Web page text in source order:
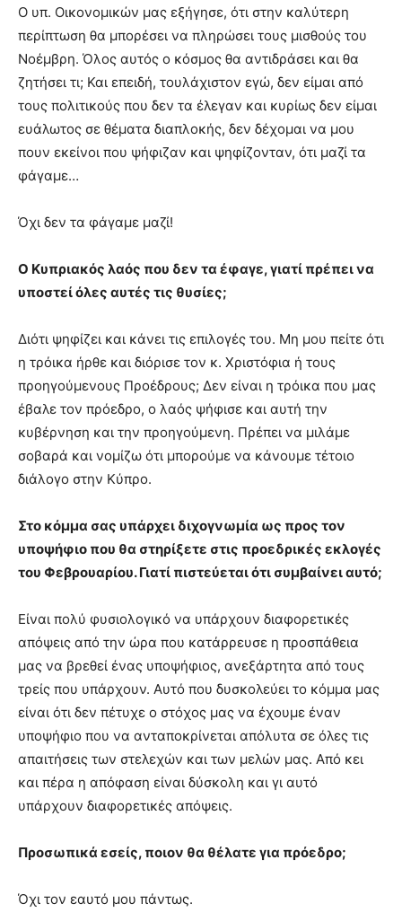
Ο υπ. Οικονομικών μας εξήγησε, ότι στην καλύτερη
περίπτωση θα μπορέσει να πληρώσει τους μισθούς του
Νοέμβρη. Όλος αυτός ο κόσμος θα αντιδράσει και θα
ζητήσει τι; Και επειδή, τουλάχιστον εγώ, δεν είμαι από
τους πολιτικούς που δεν τα έλεγαν και κυρίως δεν είμαι
ευάλωτος σε θέματα διαπλοκής, δεν δέχομαι να μου
πουν εκείνοι που ψήφιζαν και ψηφίζονταν, ότι μαζί τα
φάγαμε…
Όχι δεν τα φάγαμε μαζί!
Ο Κυπριακός λαός που δεν τα έφαγε, γιατί πρέπει να
υποστεί όλες αυτές τις θυσίες;
Διότι ψηφίζει και κάνει τις επιλογές του. Μη μου πείτε ότι
η τρόικα ήρθε και διόρισε τον κ. Χριστόφια ή τους
προηγούμενους Προέδρους; Δεν είναι η τρόικα που μας
έβαλε τον πρόεδρο, ο λαός ψήφισε και αυτή την
κυβέρνηση και την προηγούμενη. Πρέπει να μιλάμε
σοβαρά και νομίζω ότι μπορούμε να κάνουμε τέτοιο
διάλογο στην Κύπρο.
Στο κόμμα σας υπάρχει διχογνωμία ως προς τον
υποψήφιο που θα στηρίξετε στις προεδρικές εκλογές
του Φεβρουαρίου. Γιατί πιστεύεται ότι συμβαίνει αυτό;
Είναι πολύ φυσιολογικό να υπάρχουν διαφορετικές
απόψεις από την ώρα που κατάρρευσε η προσπάθεια
μας να βρεθεί ένας υποψήφιος, ανεξάρτητα από τους
τρείς που υπάρχουν. Αυτό που δυσκολεύει το κόμμα μας
είναι ότι δεν πέτυχε ο στόχος μας να έχουμε έναν
υποψήφιο που να ανταποκρίνεται απόλυτα σε όλες τις
απαιτήσεις των στελεχών και των μελών μας. Από κει
και πέρα η απόφαση είναι δύσκολη και γι αυτό
υπάρχουν διαφορετικές απόψεις.
Προσωπικά εσείς, ποιον θα θέλατε για πρόεδρο;
Όχι τον εαυτό μου πάντως.